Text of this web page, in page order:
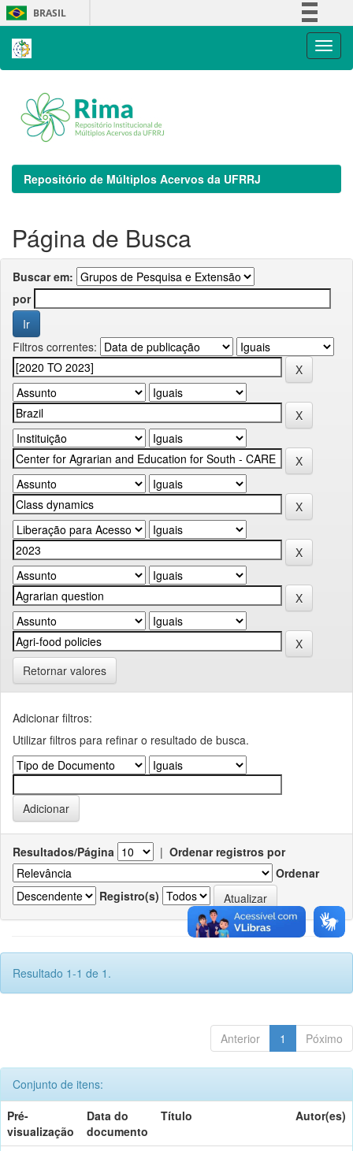
Skip
navigation
BRASIL
Repositório de Múltiplos Acervos da UFRRJ
Página de Busca
Buscar em:
por
Filtros correntes:
Retornar valores
Adicionar filtros:
Utilizar filtros para refinar o resultado de busca.
Resultados/Página | Ordenar registros por
Ordenar
Registro(s)
Resultado 1-1 de 1.
Anterior 1 Póximo
Conjunto de itens:
Pré-
visualização
Data do
documento
Título Autor(es)